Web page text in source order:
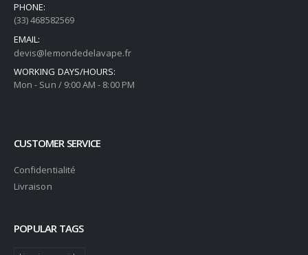
PHONE:
(33) 468582569
EMAIL:
devis@lemondedelavape.fr
WORKING DAYS/HOURS:
Mon - Sun / 9:00 AM - 8:00 PM
CUSTOMER SERVICE
Confidentialité
Livraison
POPULAR TAGS